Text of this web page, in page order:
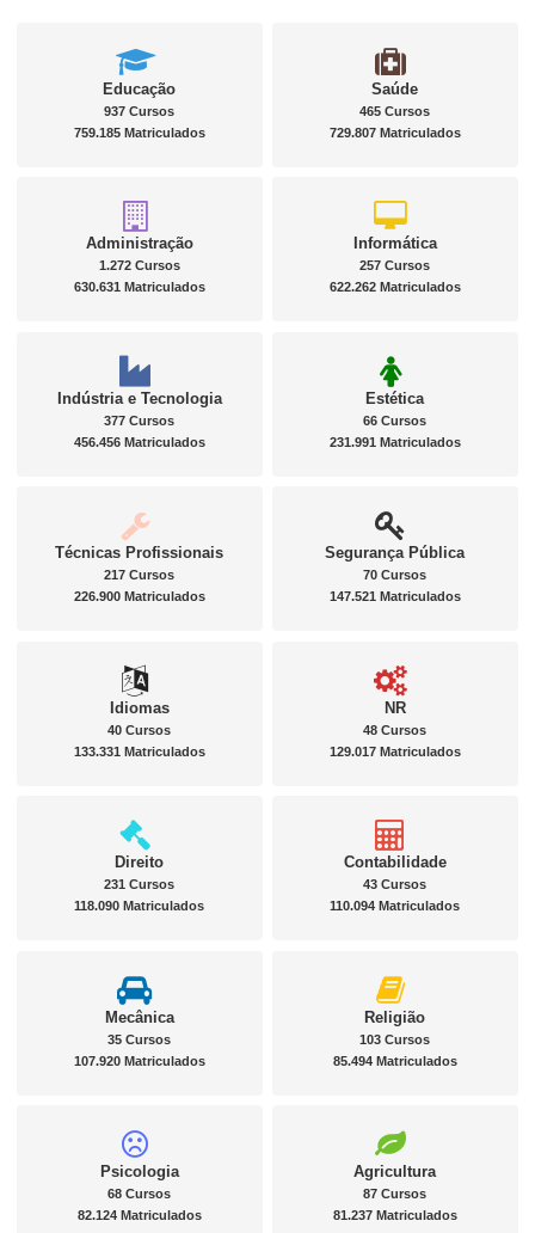
Educação
937 Cursos
759.185 Matriculados
Saúde
465 Cursos
729.807 Matriculados
Administração
1.272 Cursos
630.631 Matriculados
Informática
257 Cursos
622.262 Matriculados
Indústria e Tecnologia
377 Cursos
456.456 Matriculados
Estética
66 Cursos
231.991 Matriculados
Técnicas Profissionais
217 Cursos
226.900 Matriculados
Segurança Pública
70 Cursos
147.521 Matriculados
Idiomas
40 Cursos
133.331 Matriculados
NR
48 Cursos
129.017 Matriculados
Direito
231 Cursos
118.090 Matriculados
Contabilidade
43 Cursos
110.094 Matriculados
Mecânica
35 Cursos
107.920 Matriculados
Religião
103 Cursos
85.494 Matriculados
Psicologia
68 Cursos
82.124 Matriculados
Agricultura
87 Cursos
81.237 Matriculados